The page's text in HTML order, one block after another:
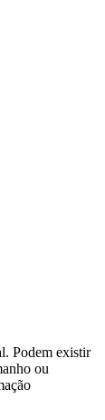
Podem existir
ou